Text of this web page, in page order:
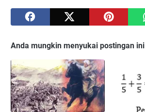
Anda mungkin menyukai postingan ini